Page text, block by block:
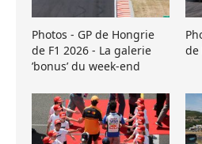
Photos - GP de Hongrie
de F1 2026 - La galerie
’bonus’ du week-end
de